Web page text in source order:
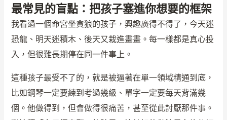
最常見的盲點：把孩子塞進你想要的框架
我看過一個命宮坐貪狼的孩子，興趣廣得不得了，今天迷
恐龍、明天迷積木、後天又栽進畫畫。每一樣都是真心投
入，但很難長期停在同一件事上。
這種孩子最受不了的，就是被逼著在單一領域精通到底，
比如鋼琴一定要練到考過幾級、單字一定要每天背滿幾
個。他做得到，但會做得很痛苦，甚至從此討厭那件事。